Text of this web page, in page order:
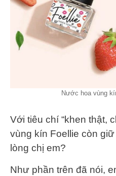
Nước hoa vùng
Với tiêu chí “khen thật,
vùng kín Foellie còn
lòng chị em?
Như phần trên đã nói,